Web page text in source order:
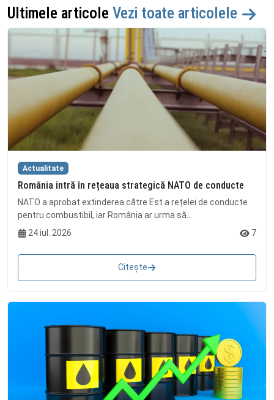
Ultimele articole Vezi toate articolele
Actualitate
România intră în rețeaua strategică NATO de conducte
NATO a aprobat extinderea către Est a rețelei de conducte
pentru combustibil, iar România ar urma să...
24 iul. 2026
7
Citește